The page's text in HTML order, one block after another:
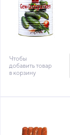
Чтобы
добавить товар
в корзину